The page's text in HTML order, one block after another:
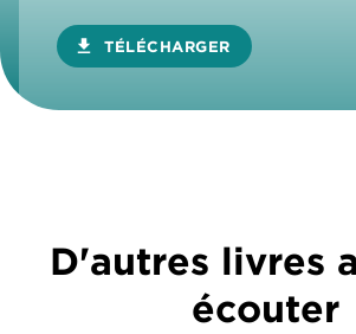
download TÉLÉCHARGER
D'autres livres
écouter